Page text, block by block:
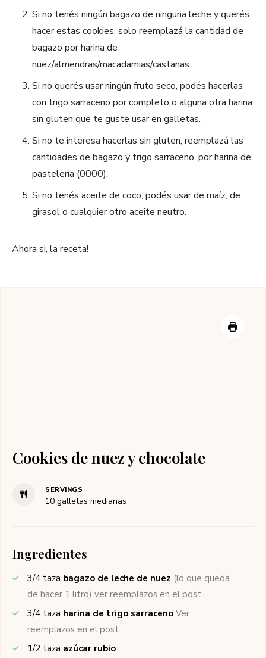
Si no tenés ningún bagazo de ninguna leche y querés
hacer estas cookies, solo reemplazá la cantidad de
bagazo por harina de
nuez/almendras/macadamias/castañas.
Si no querés usar ningún fruto seco, podés hacerlas
con trigo sarraceno por completo o alguna otra harina
sin gluten que te guste usar en galletas.
Si no te interesa hacerlas sin gluten, reemplazá las
cantidades de bagazo y trigo sarraceno, por harina de
pastelería (0000).
Si no tenés aceite de coco, podés usar de maíz, de
girasol o cualquier otro aceite neutro.
Ahora si, la receta!
Cookies de nuez y chocolate
SERVINGS
10 galletas medianas
Ingredientes
3/4 taza bagazo de leche de nuez (lo que queda
de hacer 1 litro) ver reemplazos en el post.
3/4 taza harina de trigo sarraceno Ver
reemplazos en el post.
1/2 taza azúcar rubio